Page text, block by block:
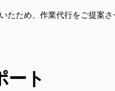
ため、作業代行をご提案さ
ート